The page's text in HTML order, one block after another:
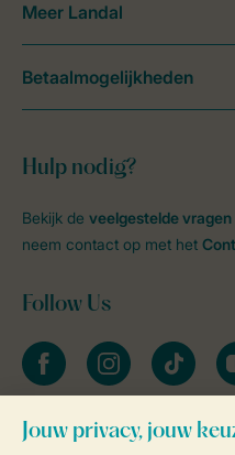
Hulp nodig?
Bekijk de veelgestelde vragen
neem contact op met het
Follow Us
facebookinstagramtiktok
Blijf op de hoogte
Meer Landal
Betaalmogelijkheden